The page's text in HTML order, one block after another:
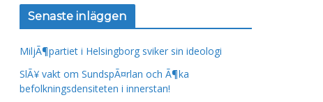
Senaste inläggen
MiljÃ¶partiet i Helsingborg sviker sin ideologi
SlÃ¥ vakt om SundspÃ¤rlan och Ã¶ka
befolkningsdensiteten i innerstan!